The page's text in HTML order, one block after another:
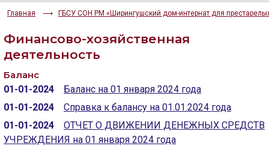
Главная ГБСУ СОН РМ «Ширингушский дом-интернат для
Aa Aa Aa
ИЗОБРАЖЕНИЯ
Скрыть Ч/б
Финансово-хозяйственная
деятельность
Баланс
01-01-2024
Баланс на 01 января 2024 года
01-01-2024
Справка к балансу на 01.01.2024 года
01-01-2024
ОТЧЕТ О ДВИЖЕНИИ ДЕНЕЖНЫХ СРЕДСТВ
УЧРЕЖДЕНИЯ на 01 января 2024 года